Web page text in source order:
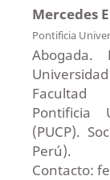
Mercedes
Pontificia
Pontificia
(PUCP).
Perú).
Contacto: